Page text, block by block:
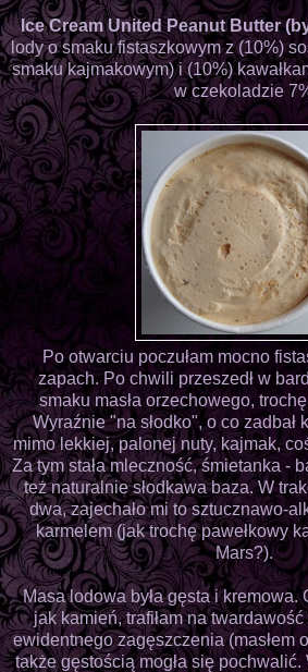
Ice Cream United Peanut Butter
lody o smaku fistaszkowym z (10%)
smaku kajmakowym) i (10%)
w czekoladzie
Po otwarciu poczułam mocno
zapach. Po chwili przeszedł w
smaku masła orzechowego,
Wyraźnie "na słodko", o co zadbał
mimo lekkiej, palonej nuty, kajmak,
Za tym stała mleczność, śmietanka -
też naturalnie słodkawa baza. W
dwa, zajechało mi to sztucznawo-
karmelem (jak trochę pawełkowy
Mars?).
Masa lodowa była gęsta i kremowa.
jak kamień, trafiłam na
ewidentnego zagęszczenia (masłem
także gęstością mogła się pochwalić.